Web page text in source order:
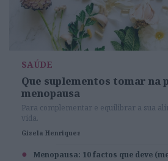
SAÚDE
Que suplementos tomar na
menopausa
Para complementar e equilibrar a sua
vida.
Gisela Henriques
Menopausa: 10 factos que deve